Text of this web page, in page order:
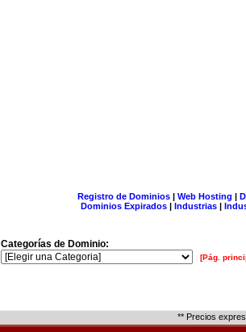
Registro de Dominios| Web Hosting |
Dominios Expirados | Industrias |
Categorías de Dominio:
[Pág.
** Precios